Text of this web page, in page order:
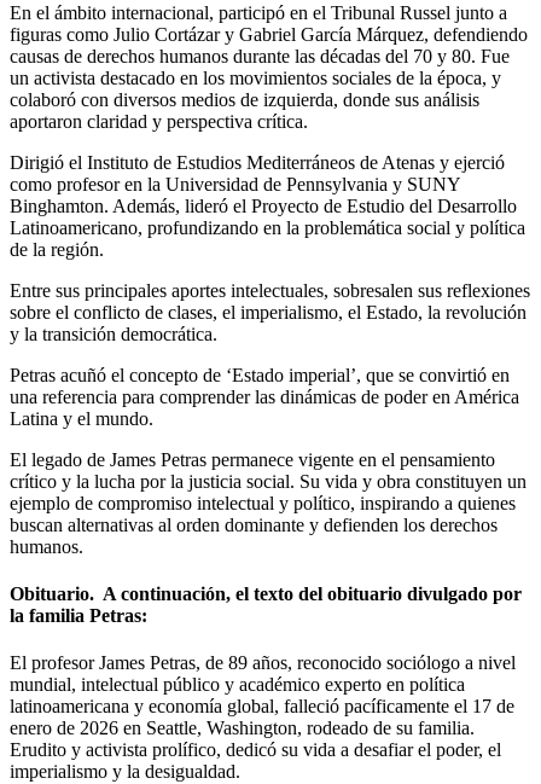
En el ámbito internacional, participó en el Tribunal Russel junto a
figuras como Julio Cortázar y Gabriel García Márquez, defendiendo
causas de derechos humanos durante las décadas del 70 y 80. Fue
un activista destacado en los movimientos sociales de la época, y
colaboró con diversos medios de izquierda, donde sus análisis
aportaron claridad y perspectiva crítica.
Dirigió el Instituto de Estudios Mediterráneos de Atenas y ejerció
como profesor en la Universidad de Pennsylvania y SUNY
Binghamton. Además, lideró el Proyecto de Estudio del Desarrollo
Latinoamericano, profundizando en la problemática social y política
de la región.
Entre sus principales aportes intelectuales, sobresalen sus reflexiones
sobre el conflicto de clases, el imperialismo, el Estado, la revolución
y la transición democrática.
Petras acuñó el concepto de ‘Estado imperial’, que se convirtió en
una referencia para comprender las dinámicas de poder en América
Latina y el mundo.
El legado de James Petras permanece vigente en el pensamiento
crítico y la lucha por la justicia social. Su vida y obra constituyen un
ejemplo de compromiso intelectual y político, inspirando a quienes
buscan alternativas al orden dominante y defienden los derechos
humanos.
Obituario. A continuación, el texto del obituario divulgado por
la familia Petras:
El profesor James Petras, de 89 años, reconocido sociólogo a nivel
mundial, intelectual público y académico experto en política
latinoamericana y economía global, falleció pacíficamente el 17 de
enero de 2026 en Seattle, Washington, rodeado de su familia.
Erudito y activista prolífico, dedicó su vida a desafiar el poder, el
imperialismo y la desigualdad.